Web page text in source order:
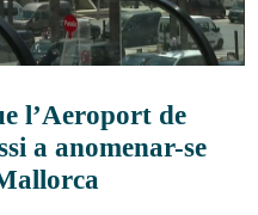
l’Aeroport de
a anomenar-se